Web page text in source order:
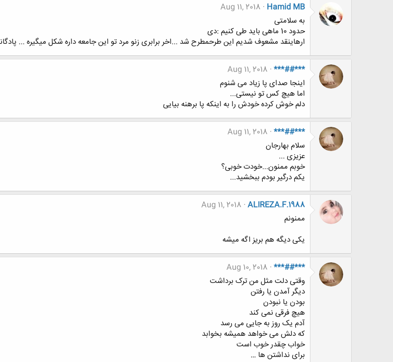
Hamid MB
Aug 11, 2018
به سلامتی
حدود 10 ماهی باید طی کنیم :دی
ارهاینقد مشعوف شدیم این طرحمطرح شد ...اخر برابری زنو مرد تو این جامعه داره شکل میگیره ...
***##***
Aug 11, 2018
اینجا صدای پا زیاد می شنوم
اما هیچ کس تو نیستی...
دلم خوش کرده خودش را به اینکه پا برهنه بیایی
***##***
Aug 11, 2018
سلام بهارجان
عزیزی ...
خوبم ممنون...خودت خوبی؟
یکم درگیر بودم ببخشید...
ALIREZA.F.1988
Aug 11, 2018
ممنونم
یکی دیگه هم بریز اگه میشه
***##***
Aug 10, 2018
وقتی دلت مثل من ترک برداشت
دیگر آمدن یا رفتن
بودن یا نبودن
هیچ فرقی نمی کند
آدم یک روز به جایی می رسد
که دلش می خواهد همیشه بخوابد
خواب چقدر خوب است
برای نداشتن ها …